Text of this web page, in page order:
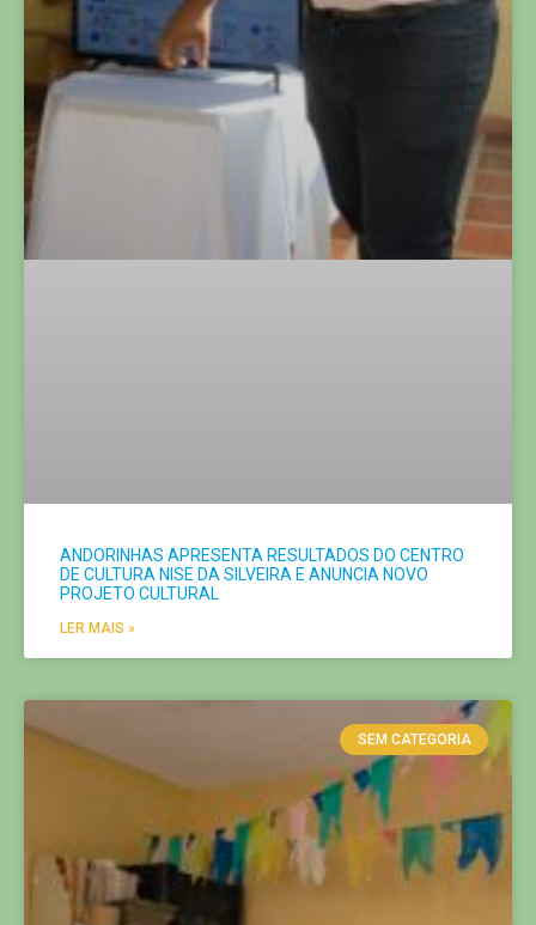
ANDORINHAS APRESENTA RESULTADOS DO CENTRO
DE CULTURA NISE DA SILVEIRA E ANUNCIA NOVO
PROJETO CULTURAL
LER MAIS »
SEM CATEGORIA